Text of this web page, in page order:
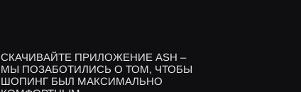
СКАЧИВАЙТЕ ПРИЛОЖЕНИЕ ASH –
МЫ ПОЗАБОТИЛИСЬ О ТОМ, ЧТОБЫ
ШОПИНГ БЫЛ МАКСИМАЛЬНО